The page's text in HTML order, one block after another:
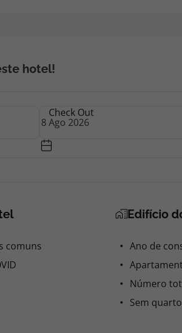
hotel!
Check Out
comuns
Edifício
Ano de
Número
Sem